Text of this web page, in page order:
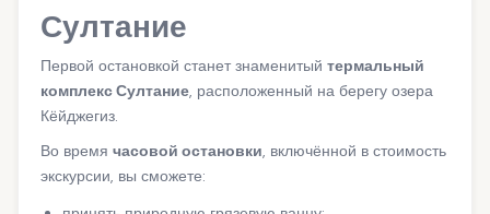
Султание
Первой остановкой станет знаменитый термальный
комплекс Султание , расположенный на берегу озера
Кёйджегиз.
Во время часовой остановки, включённой в стоимость
экскурсии, вы сможете: